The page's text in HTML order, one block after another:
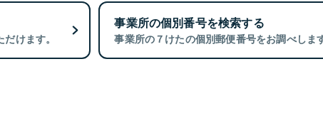
けます。
事業所の個別番号を検索する
事業所の７けたの個別郵便番号をお調べします